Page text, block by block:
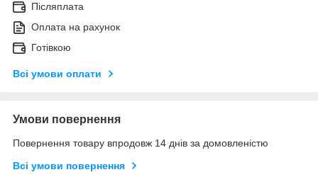
Післяплата
Оплата на рахунок
Готівкою
Всі умови оплати
Умови повернення
Повернення товару впродовж 14 днів за домовленістю
Всі умови повернення